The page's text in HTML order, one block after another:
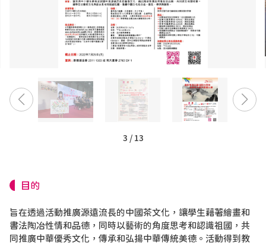
3 / 13
目的
旨在透過活動推廣源遠流長的中國茶文化，讓學生藉著繪畫和
書法陶冶性情和品德，同時以藝術的角度思考和認識祖國，共
同推廣中華優秀文化，傳承和弘揚中華傳統美德。活動得到教